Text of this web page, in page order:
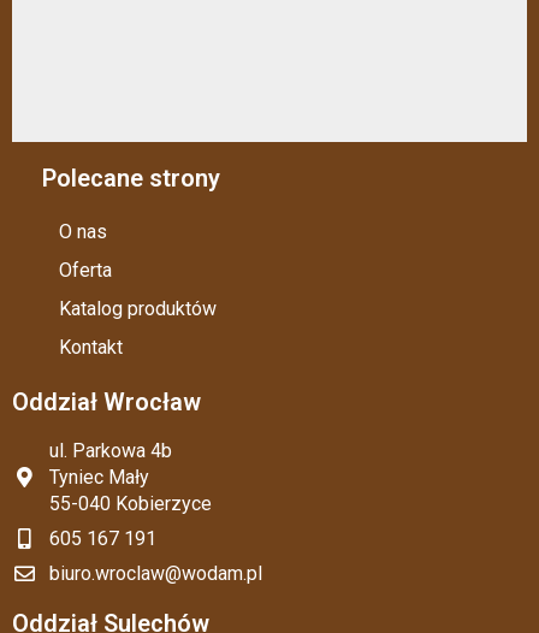
Polecane strony
O nas
Oferta
Katalog produktów
Kontakt
Oddział Wrocław
ul. Parkowa 4b
Tyniec Mały
55-040 Kobierzyce
605 167 191
biuro.wroclaw@wodam.pl
Oddział Sulechów